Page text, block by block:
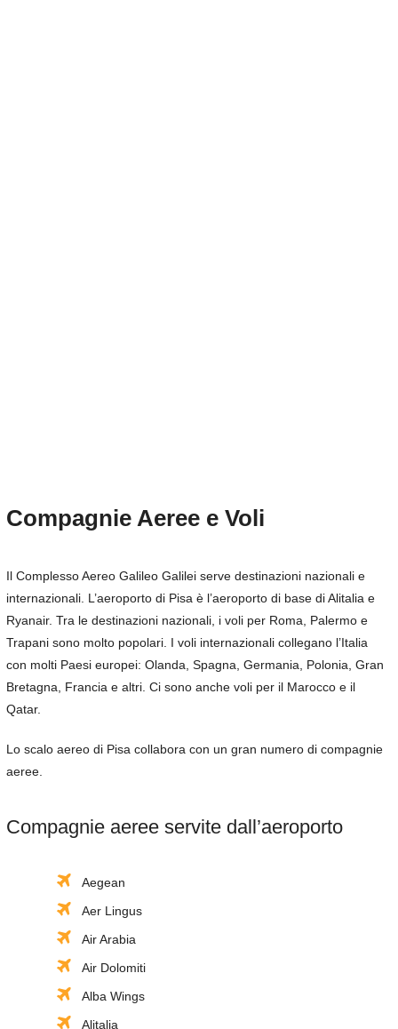
Compagnie Aeree e Voli
Il Complesso Aereo Galileo Galilei serve destinazioni nazionali e
internazionali. L’aeroporto di Pisa è l’aeroporto di base di Alitalia e
Ryanair. Tra le destinazioni nazionali, i voli per Roma, Palermo e
Trapani sono molto popolari. I voli internazionali collegano l’Italia
con molti Paesi europei: Olanda, Spagna, Germania, Polonia, Gran
Bretagna, Francia e altri. Ci sono anche voli per il Marocco e il
Qatar.
Lo scalo aereo di Pisa collabora con un gran numero di compagnie
aeree.
Compagnie aeree servite dall’aeroporto
Aegean
Aer Lingus
Air Arabia
Air Dolomiti
Alba Wings
Alitalia